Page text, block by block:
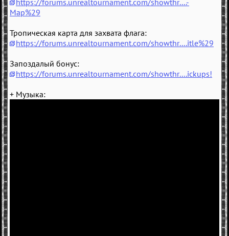
https://forums.unrealtournament.com/showthr....-
Map%29
Тропическая карта для захвата флага:
https://forums.unrealtournament.com/showthr....itle%29
Запоздалый бонус:
https://forums.unrealtournament.com/showthr....ickups!
+ Музыка: